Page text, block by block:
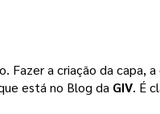
a criação da capa,
está no Blog da GIV. É